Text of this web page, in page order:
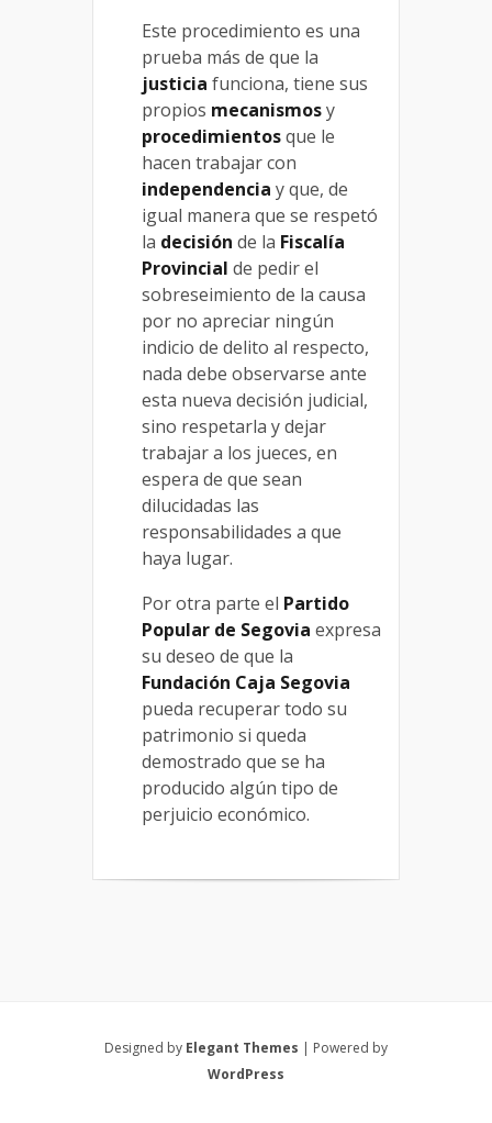
Este procedimiento es una
prueba más de que la
justicia funciona, tiene sus
propios mecanismosy
procedimientosque le
hacen trabajar con
independencia y que, de
igual manera que se respetó
la decisión de la Fiscalía
Provincial de pedir el
sobreseimiento de la causa
por no apreciar ningún
indicio de delito al respecto,
nada debe observarse ante
esta nueva decisión judicial,
sino respetarla y dejar
trabajar a los jueces, en
espera de que sean
dilucidadas las
responsabilidades a que
haya lugar.
Por otra parte el Partido
Popular de Segovia expresa
su deseo de que la
Fundación Caja Segovia
pueda recuperar todo su
patrimonio si queda
demostrado que se ha
producido algún tipo de
perjuicio económico.
Designed by Elegant Themes | Powered by
WordPress